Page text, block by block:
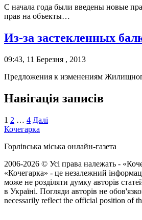
С начала года были введены новые
прав на объекты…
Из-за застекленных
09:43, 11 Березня , 2013
Предложения к изменениям
Навігація записів
1 2 … 4 Далі
Кочегарка
Горлівська міська онлайн-газета
2006-2026 © Усі права належать -
«Кочегарка» - це незалежний
може не розділяти думку авторів
в Україні. Погляди авторів не
necessarily reflect the official position of